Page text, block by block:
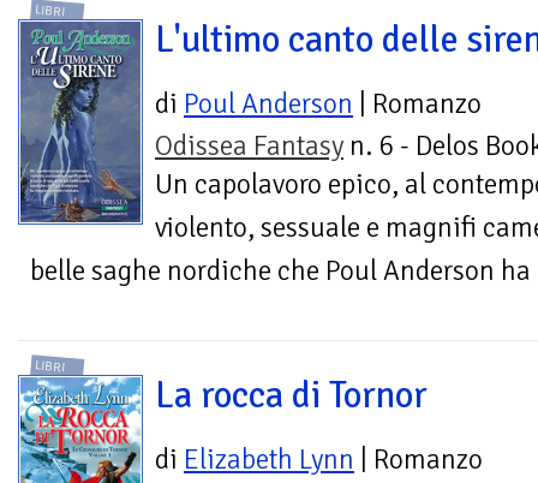
LIBRI
L'ultimo canto delle
di Poul Anderson | Romanzo
Odissea Fantasy n. 6 - Delos
Un capolavoro epico, al
violento, sessuale e magnifi
belle saghe nordiche che Poul Anderson
LIBRI
La rocca di Tornor
di Elizabeth Lynn | Romanzo